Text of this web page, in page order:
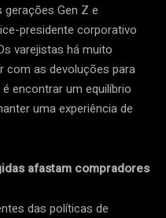
Gen Z e
presidente corporativo
varejistas há muito
com as devoluções para
encontrar um equilíbrio
uma experiência de
afastam compradores
das políticas de